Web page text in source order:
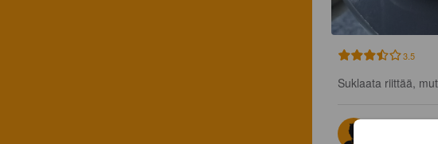
3.5
Suklaata riittää,